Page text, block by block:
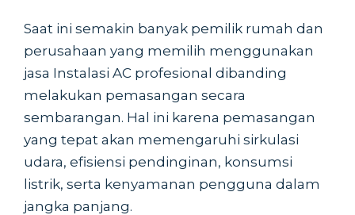
Saat ini semakin banyak pemilik rumah dan
perusahaan yang memilih menggunakan
jasa Instalasi AC profesional dibanding
melakukan pemasangan secara
sembarangan. Hal ini karena pemasangan
yang tepat akan memengaruhi sirkulasi
udara, efisiensi pendinginan, konsumsi
listrik, serta kenyamanan pengguna dalam
jangka panjang.